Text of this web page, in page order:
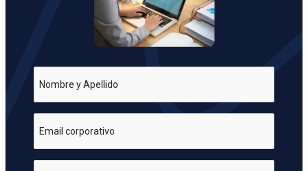
Nombre y Apellido
Email corporativo